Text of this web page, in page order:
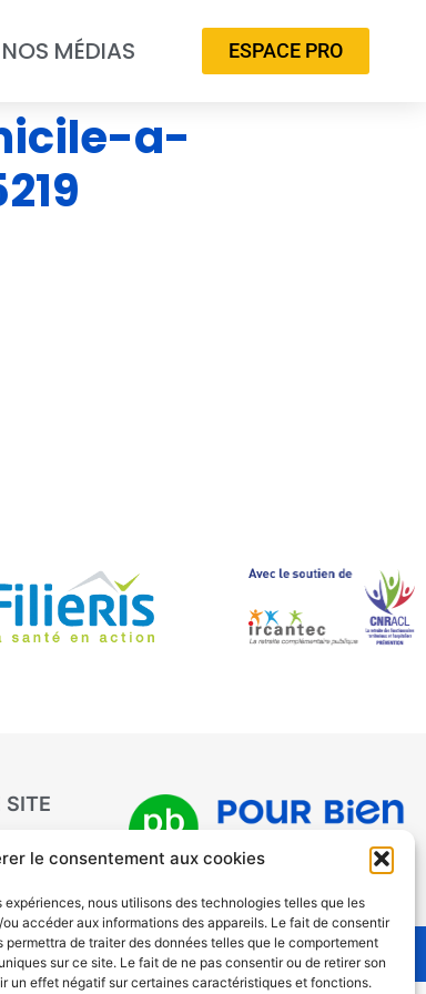
le consentement aux cookies
expériences, nous utilisons des technologies telles que les
accéder aux informations des appareils. Le fait de consentir
permettra de traiter des données telles que le comportement
sur ce site. Le fait de ne pas consentir ou de retirer son
un effet négatif sur certaines caractéristiques et fonctions.
NOS MÉDIAS ESPACE PRO
a-
SITE